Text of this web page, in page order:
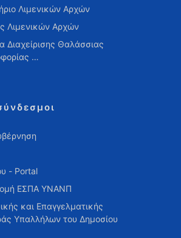
Λιμενικών Αρχών
Λιμενικών Αρχών
Διαχείρισης Θαλάσσιας
…
- Portal
ΕΣΠΑ ΥΝΑΝΠ
και Επαγγελματικής
Υπαλλήλων του Δημοσίου